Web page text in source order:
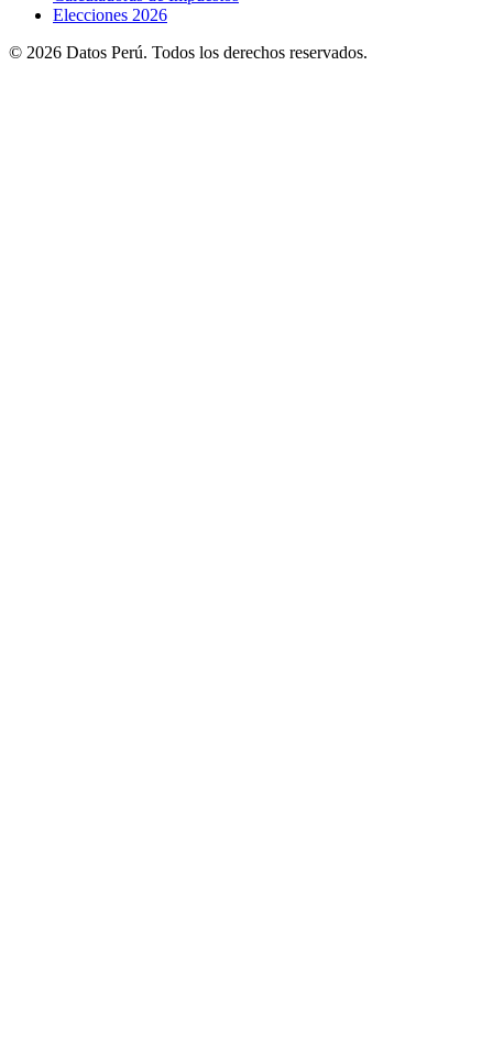
Elecciones 2026
© 2026 Datos Perú. Todos los derechos reservados.